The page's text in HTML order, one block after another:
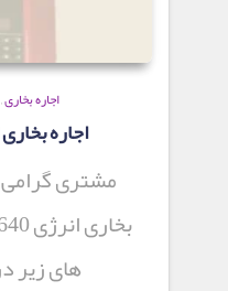
اجاره بخاری
اجاره بخاری
مشتری
های زیر